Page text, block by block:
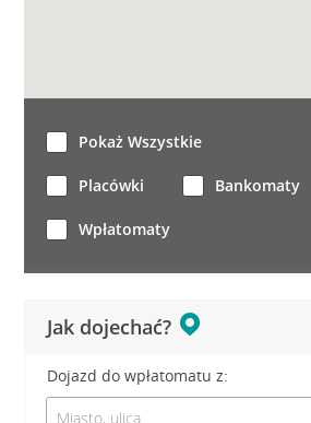
Jak dojechać?
Dojazd do wpłatomatu z:
Pokaż Wszystkie
Placówki Bankomaty
Wpłatomaty